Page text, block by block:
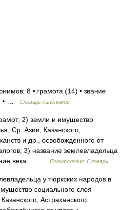
8 • грамота (14) • звание
• …
Словарь синонимов
2) земли и имущество
Ср. Азии, Казанского,
и др., освобожденного от
3) название землевладельца
века.… …
Политология. Словарь.
у тюркских народов в
социального слоя
Астраханского,